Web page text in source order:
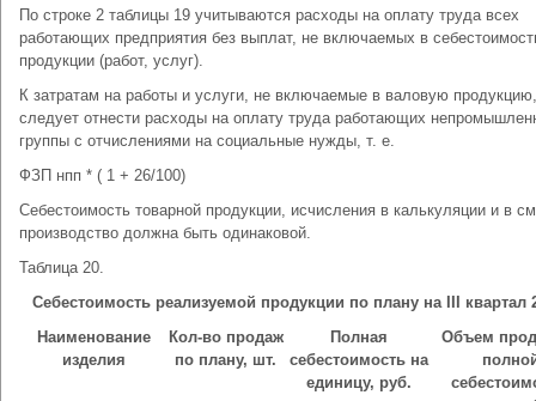
По строке 2 таблицы 19 учитываются расходы на оплату труда всех
работающих предприятия без выплат, не включаемых в
продукции (работ, услуг).
К затратам на работы и услуги, не включаемые в валовую продукцию,
следует отнести расходы на оплату труда работающих
группы с отчислениями на социальные нужды, т. е.
ФЗП нпп * ( 1 + 26/100)
Себестоимость товарной продукции, исчисления в калькуляции и в
производство должна быть одинаковой.
Таблица 20.
Себестоимость реализуемой продукции по плану на
квартал
Наименование
изделия
Кол-во продаж
по плану, шт.
Полная
себестоимость на
единицу, руб.
Объем